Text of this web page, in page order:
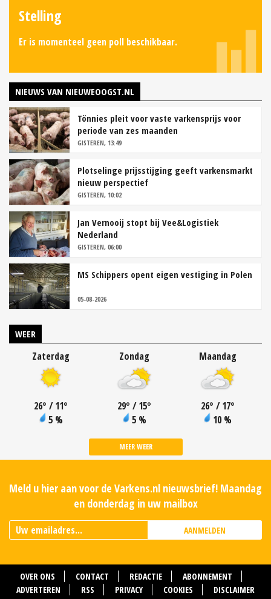
Stelling
Er is momenteel geen poll beschikbaar.
NIEUWS VAN NIEUWEOOGST.NL
Tönnies pleit voor vaste varkensprijs voor
periode van zes maanden
GISTEREN, 13:49
Plotselinge prijsstijging geeft varkensmarkt
nieuw perspectief
GISTEREN, 10:02
Jan Vernooij stopt bij Vee&Logistiek
Nederland
GISTEREN, 06:00
MS Schippers opent eigen vestiging in Polen
05-08-2026
WEER
Zaterdag
26° / 11°
5 %
Zondag
29° / 15°
5 %
Maandag
26° / 17°
10 %
MEER WEER
Meld u hier aan voor de Varkens.nl nieuwsbrief! Maandag
en donderdag in uw mailbox
AANMELDEN
OVER ONS CONTACT REDACTIE
ABONNEMENT
ADVERTEREN
RSS PRIVACY COOKIES DISCLAIMER